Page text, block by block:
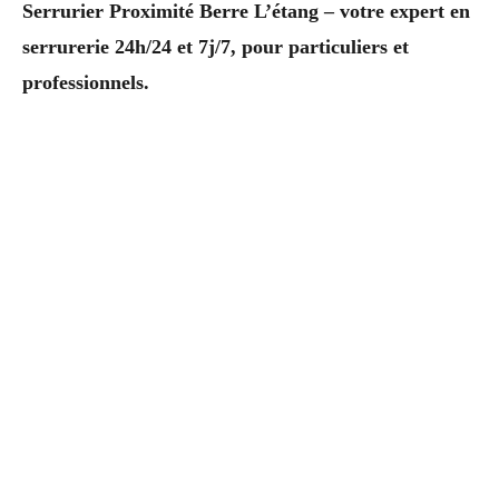
Serrurier Proximité Berre L’étang – votre expert en
serrurerie 24h/24 et 7j/7, pour particuliers et
professionnels.